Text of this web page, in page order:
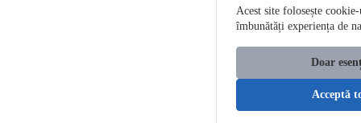
Acest site folosește
îmbunătăți experiența de
Doar
Acceptă